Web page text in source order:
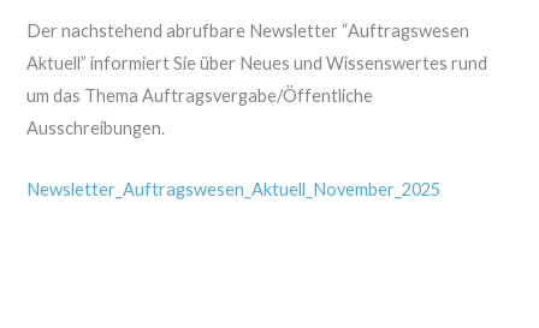
Der nachstehend abrufbare Newsletter “Auftragswesen
Aktuell” informiert Sie über Neues und Wissenswertes rund
um das Thema Auftragsvergabe/Öffentliche
Ausschreibungen.
Newsletter_Auftragswesen_Aktuell_November_2025